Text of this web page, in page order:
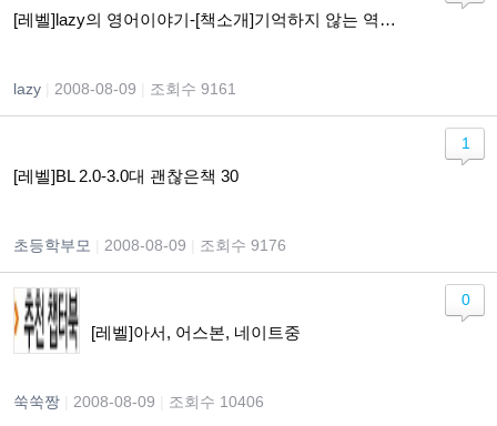
[레벨]lazy의 영어이야기-[책소개]기억하지 않는 역사는 되풀이 된다
lazy 2008-08-09 조회수 9161
[레벨]BL 2.0-3.0대 괜찮은책 30
초등학부모 2008-08-09 조회수 9176
1
[레벨]아서, 어스본, 네이트중
쑥쑥짱 2008-08-09 조회수 10406
0